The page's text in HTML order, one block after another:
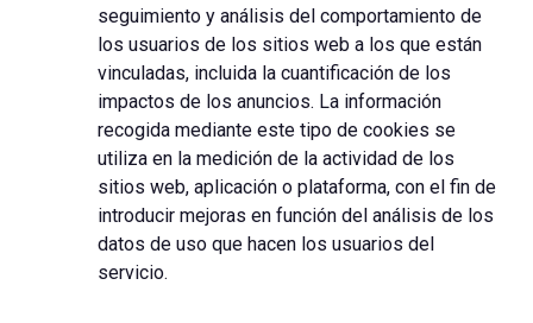
seguimiento y análisis del comportamiento de
los usuarios de los sitios web a los que están
vinculadas, incluida la cuantificación de los
impactos de los anuncios. La información
recogida mediante este tipo de cookies se
utiliza en la medición de la actividad de los
sitios web, aplicación o plataforma, con el fin de
introducir mejoras en función del análisis de los
datos de uso que hacen los usuarios del
servicio.